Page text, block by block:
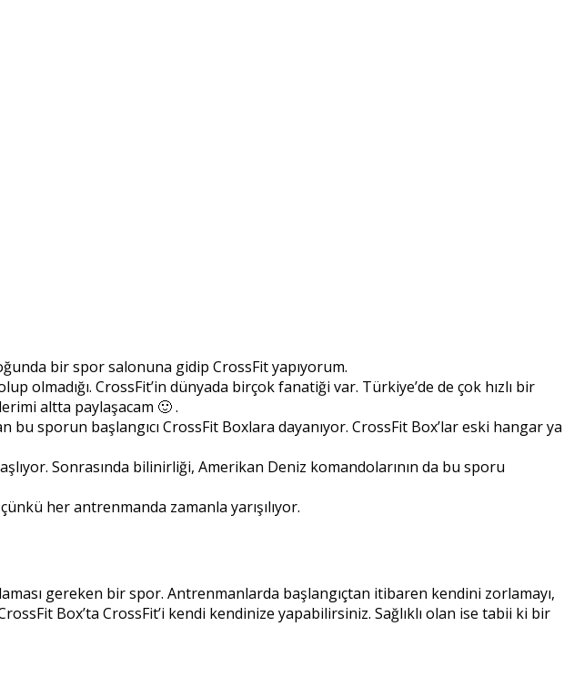
bir spor salonuna gidip CrossFit yapıyorum.
olmadığı. CrossFit’in dünyada birçok fanatiği var. Türkiye’de de çok hızlı bir
altta paylaşacam 🙂 .
bu sporun başlangıcı CrossFit Boxlara dayanıyor. CrossFit Box’lar eski hangar ya
Sonrasında bilinirliği, Amerikan Deniz komandolarının da bu sporu
her antrenmanda zamanla yarışılıyor.
gereken bir spor. Antrenmanlarda başlangıçtan itibaren kendini zorlamayı,
Box’ta CrossFit’i kendi kendinize yapabilirsiniz. Sağlıklı olan ise tabii ki bir